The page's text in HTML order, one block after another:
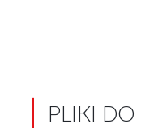
PLIKI DO